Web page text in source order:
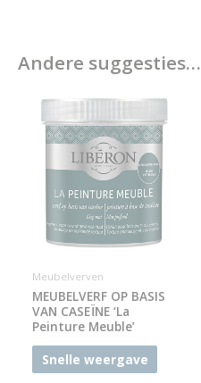
Andere suggesties…
Meubelverven
MEUBELVERF OP BASIS
VAN CASEÏNE ‘La
Peinture Meuble’
Snelle weergave